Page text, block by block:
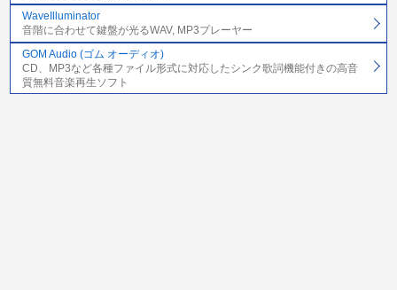
WaveIlluminator
音階に合わせて鍵盤が光るWAV, MP3プレーヤー
GOM Audio (ゴム オーディオ)
CD、MP3など各種ファイル形式に対応したシンク歌詞機能付きの高音
質無料音楽再生ソフト